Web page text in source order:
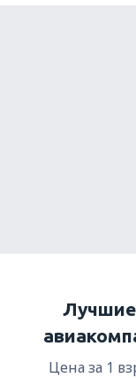
Лучшие
Цена за 1